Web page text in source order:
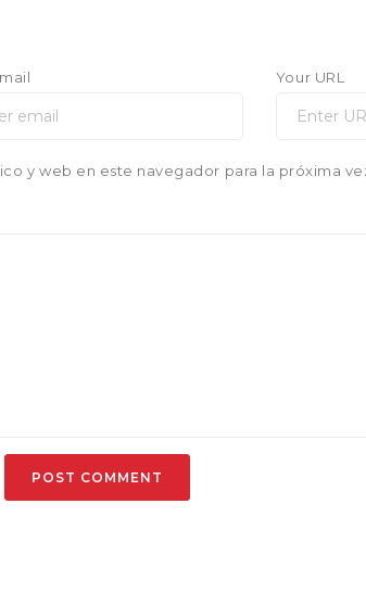
Your URL
y web en este navegador para la próxima